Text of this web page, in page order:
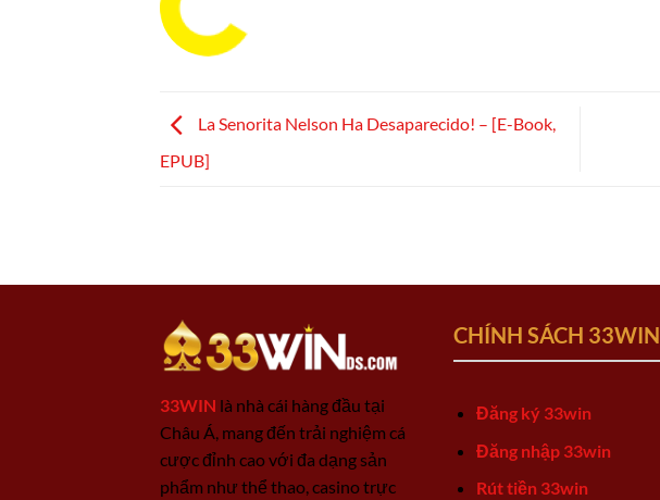
La Senorita Nelson Ha Desaparecido! – [E-Book,
EPUB]
33WIN là nhà cái hàng đầu tại
Châu Á, mang đến trải nghiệm cá
cược đỉnh cao với đa dạng sản
phẩm như thể thao, casino trực
CHÍNH SÁCH 33WIN
Đăng ký 33win
Đăng nhập 33win
Rút tiền 33win